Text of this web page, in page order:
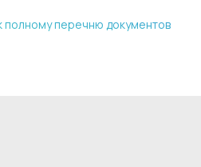
полному перечню документов